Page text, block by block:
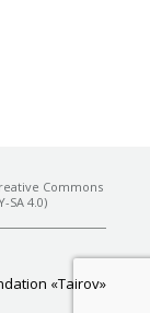
Commons
SA 4.0)
«Tairov»